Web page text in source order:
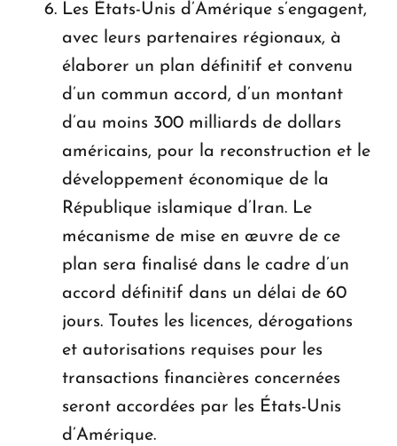
Les États-Unis d’Amérique s’engagent,
avec leurs partenaires régionaux, à
élaborer un plan définitif et convenu
d’un commun accord, d’un montant
d’au moins 300 milliards de dollars
américains, pour la reconstruction et le
développement économique de la
République islamique d’Iran. Le
mécanisme de mise en œuvre de ce
plan sera finalisé dans le cadre d’un
accord définitif dans un délai de 60
jours. Toutes les licences, dérogations
et autorisations requises pour les
transactions financières concernées
seront accordées par les États-Unis
d’Amérique.